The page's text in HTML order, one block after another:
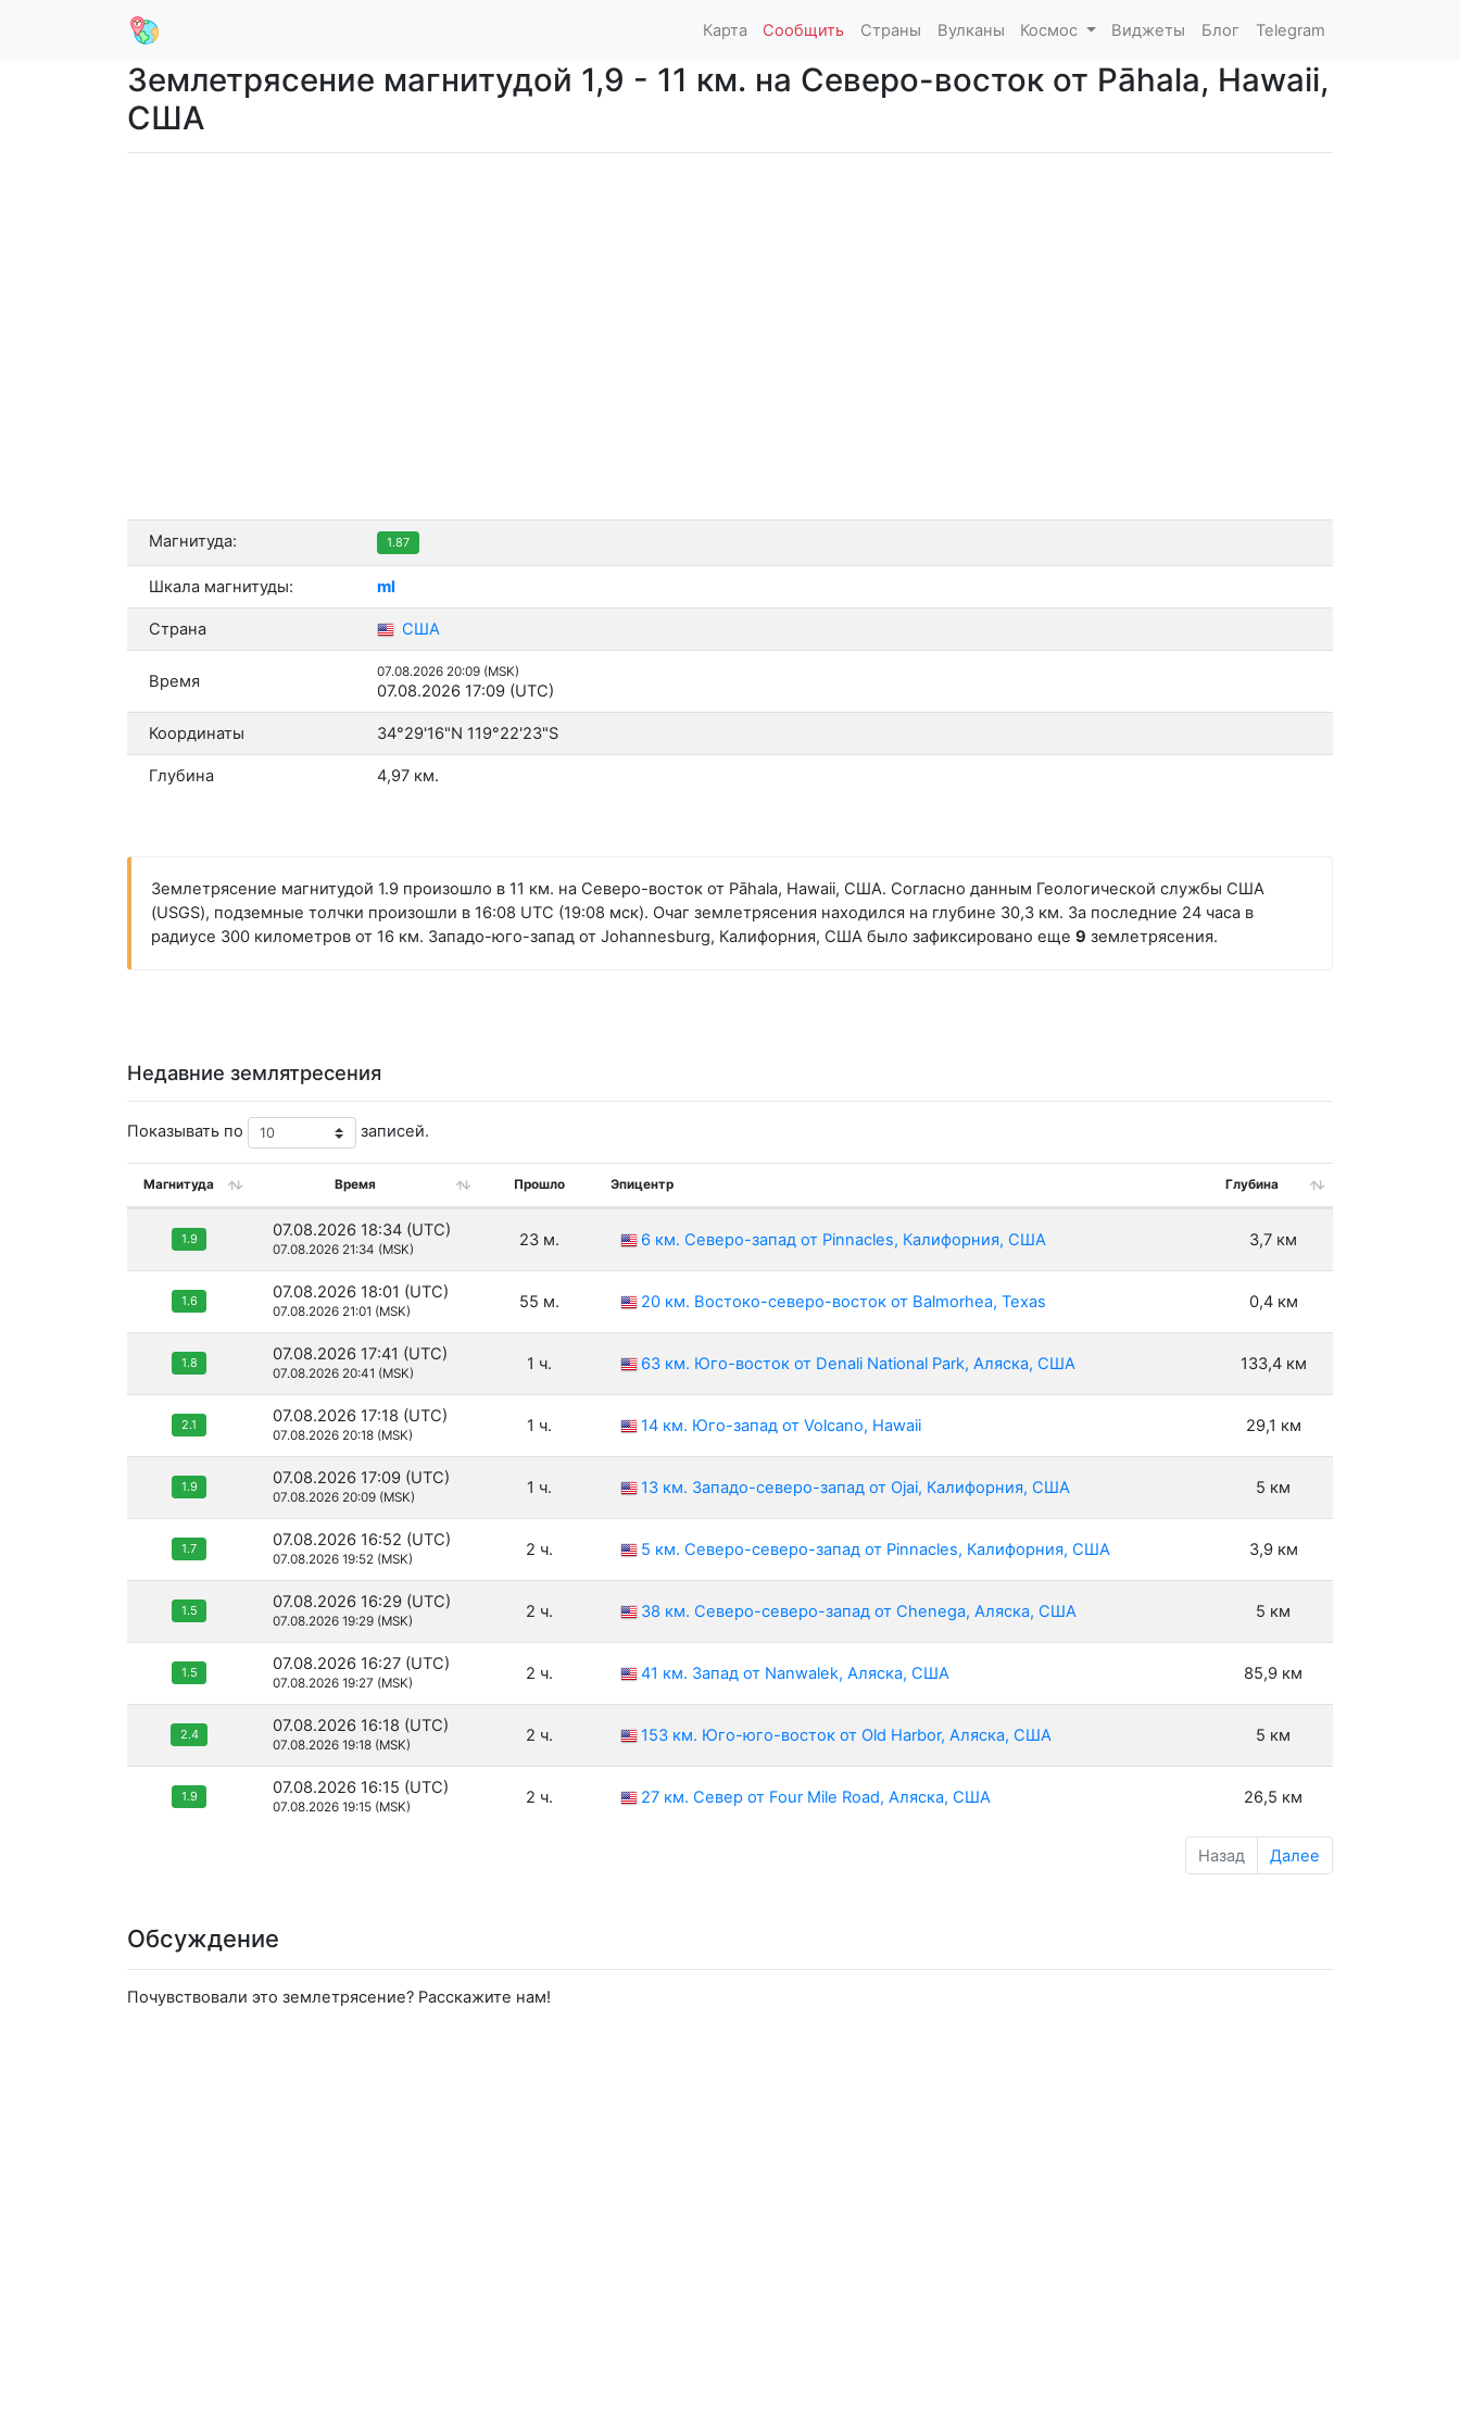
Карта Сообщить Страны Вулканы Космос Виджеты Блог Telegram
Землетрясение магнитудой 1,9 - 11 км. на Северо-восток от Pāhala, Hawaii,
США
Магнитуда: 1.87
Шкала магнитуды: ml
Страна США
Время 07.08.2026 20:09 (MSK)
07.08.2026 17:09 (UTC)
Координаты 34°29'16"N 119°22'23"S
Глубина 4,97 км.
Землетрясение магнитудой 1.9 произошло в 11 км. на Северо-восток от Pāhala, Hawaii, США. Согласно данным Геологической службы США
(USGS), подземные толчки произошли в 16:08 UTC (19:08 мск). Очаг землетрясения находился на глубине 30,3 км. За последние 24 часа в
радиусе 300 километров от 16 км. Западо-юго-запад от Johannesburg, Калифорния, США было зафиксировано еще 9 землетрясения.
Недавние землятресения
Показывать по записей.
Магнитуда Время Прошло Эпицентр Глубина
1.9 07.08.2026 18:34 (UTC)
07.08.2026 21:34 (MSK) 23 м. 6 км. Северо-запад от Pinnacles, Калифорния, США 3,7 км
1.6 07.08.2026 18:01 (UTC)
07.08.2026 21:01 (MSK) 55 м. 20 км. Востоко-северо-восток от Balmorhea, Texas 0,4 км
1.8 07.08.2026 17:41 (UTC)
07.08.2026 20:41 (MSK) 1 ч. 63 км. Юго-восток от Denali National Park, Аляска, США 133,4 км
2.1 07.08.2026 17:18 (UTC)
07.08.2026 20:18 (MSK) 1 ч. 14 км. Юго-запад от Volcano, Hawaii 29,1 км
1.9 07.08.2026 17:09 (UTC)
07.08.2026 20:09 (MSK) 1 ч. 13 км. Западо-северо-запад от Ojai, Калифорния, США 5 км
1.7 07.08.2026 16:52 (UTC)
07.08.2026 19:52 (MSK) 2 ч. 5 км. Северо-северо-запад от Pinnacles, Калифорния, США 3,9 км
1.5 07.08.2026 16:29 (UTC)
07.08.2026 19:29 (MSK) 2 ч. 38 км. Северо-северо-запад от Chenega, Аляска, США 5 км
1.5 07.08.2026 16:27 (UTC)
07.08.2026 19:27 (MSK) 2 ч. 41 км. Запад от Nanwalek, Аляска, США 85,9 км
2.4 07.08.2026 16:18 (UTC)
07.08.2026 19:18 (MSK) 2 ч. 153 км. Юго-юго-восток от Old Harbor, Аляска, США 5 км
1.9 07.08.2026 16:15 (UTC)
07.08.2026 19:15 (MSK) 2 ч. 27 км. Север от Four Mile Road, Аляска, США 26,5 км
Назад Далее
Обсуждение
Почувствовали это землетрясение? Расскажите нам!